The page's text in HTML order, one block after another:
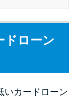
…2ヵ月目に
な理由と対
ドローン
いカードローン